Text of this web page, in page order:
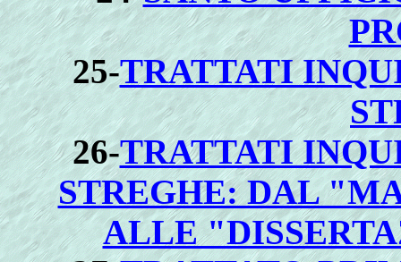
25-TRATTATI
26-TRATTATI
STREGHE: DAL
ALLE